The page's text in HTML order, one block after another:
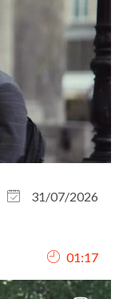
31/07/2026
01:17